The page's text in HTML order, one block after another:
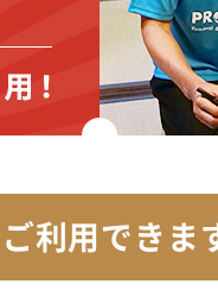
ご利用できま